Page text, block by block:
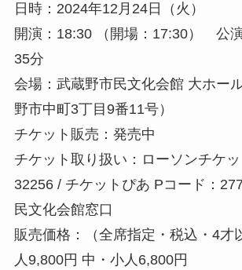
日時：2024年12月24日（火）
開演：18:30 （開場：17:30） 公
35分
会場：武蔵野市民文化会館 大ホー
野市中町3丁目9番11号）
チケット販売：発売中
チケット取り扱い：ローソンチケッ
32256 / チケットぴあ Pコード：
民文化会館窓口
販売価格：（全席指定・税込・4才
人9,800円 中・小人6,800円